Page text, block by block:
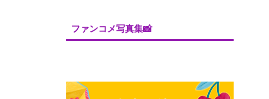
ファンコメ写真集📸